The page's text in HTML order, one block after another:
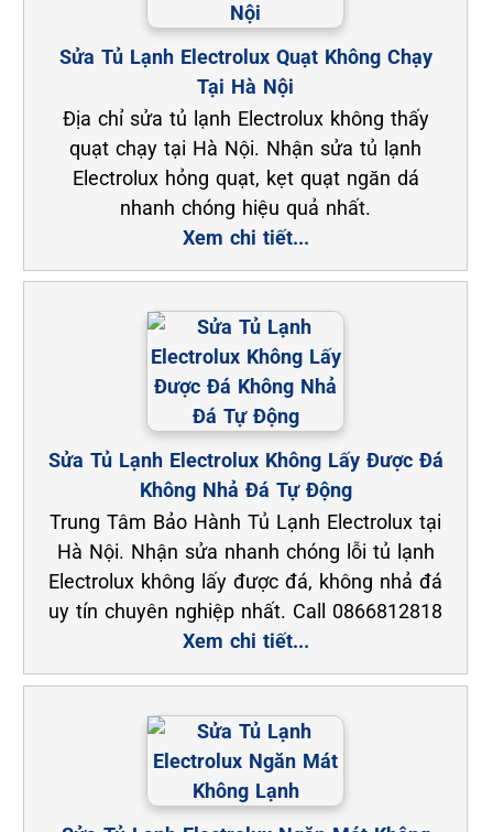
Sửa Tủ Lạnh Electrolux Quạt Không Chạy
Tại Hà Nội
Địa chỉ sửa tủ lạnh Electrolux không thấy
quạt chạy tại Hà Nội. Nhận sửa tủ lạnh
Electrolux hỏng quạt, kẹt quạt ngăn dá
nhanh chóng hiệu quả nhất.
Xem chi tiết...
Sửa Tủ Lạnh Electrolux Không Lấy Được Đá
Không Nhả Đá Tự Động
Trung Tâm Bảo Hành Tủ Lạnh Electrolux tại
Hà Nội. Nhận sửa nhanh chóng lỗi tủ lạnh
Electrolux không lấy được đá, không nhả đá
uy tín chuyên nghiệp nhất. Call 0866812818
Xem chi tiết...